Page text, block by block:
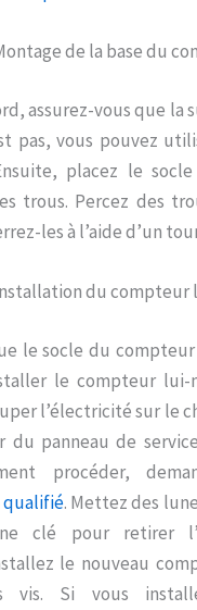
de la base du
assurez-vous que la
pas, vous pouvez
placez le
trous. Percez des
les à l’aide d’un
du compteur
le socle du
le compteur lui-
l’électricité sur le
du panneau de
procéder,
qualifié. Mettez des
clé pour retirer
le nouveau
vis. Si vous